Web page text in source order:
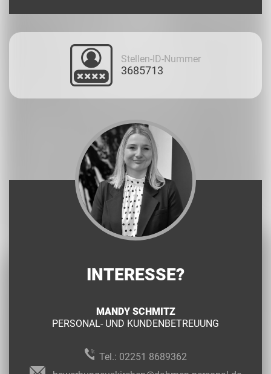
Stellen-ID-Nummer
3685713
INTERESSE?
MANDY SCHMITZ
PERSONAL- UND KUNDENBETREUUNG
Tel.: 02251 8689362